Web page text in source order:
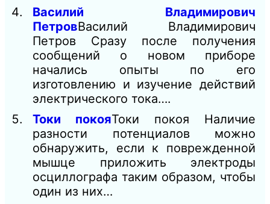
Василий Владимирович
ПетровВасилий Владимирович
Петров Сразу после получения
сообщений о новом приборе
начались опыты по его
изготовлению и изучение действий
электрического тока….
Токи покояТоки покоя Наличие
разности потенциалов можно
обнаружить, если к поврежденной
мышце приложить электроды
осциллографа таким образом, чтобы
один из них…